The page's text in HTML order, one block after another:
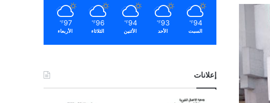
94
℉
السبت
93
℉
الأحد
94
℉
الأثنين
96
℉
الثلاثاء
97
℉
الأربعاء
إعلانات